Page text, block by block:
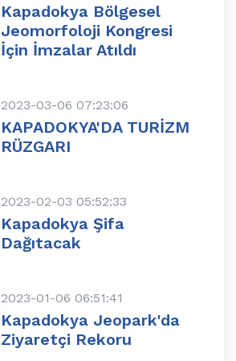
Kapadokya Bölgesel
Jeomorfoloji Kongresi
İçin İmzalar Atıldı
2023-03-06 07:23:06
KAPADOKYA'DA TURİZM
RÜZGARI
2023-02-03 05:52:33
Kapadokya Şifa
Dağıtacak
2023-01-06 06:51:41
Kapadokya Jeopark'da
Ziyaretçi Rekoru